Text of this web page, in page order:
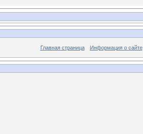
Главная страница Информация о сайте